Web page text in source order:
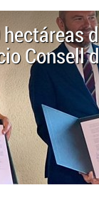
Consell